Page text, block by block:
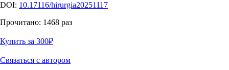
DOI: 10.17116/hirurgia20251117
Прочитано: 1468 раз
Купить за 300₽
Связаться с автором